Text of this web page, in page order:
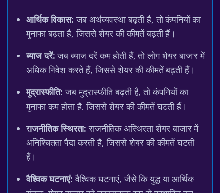
आर्थिक विकास: जब अर्थव्यवस्था बढ़ती है, तो कंपनियों का
मुनाफा बढ़ता है, जिससे शेयर की कीमतें बढ़ती हैं।
ब्याज दरें: जब ब्याज दरें कम होती हैं, तो लोग शेयर बाजार में
अधिक निवेश करते हैं, जिससे शेयर की कीमतें बढ़ती हैं।
मुद्रास्फीति: जब मुद्रास्फीति बढ़ती है, तो कंपनियों का
मुनाफा कम होता है, जिससे शेयर की कीमतें घटती हैं।
राजनीतिक स्थिरता: राजनीतिक अस्थिरता शेयर बाजार में
अनिश्चितता पैदा करती है, जिससे शेयर की कीमतें घटती
हैं।
वैश्विक घटनाएं: वैश्विक घटनाएं, जैसे कि युद्ध या आर्थिक